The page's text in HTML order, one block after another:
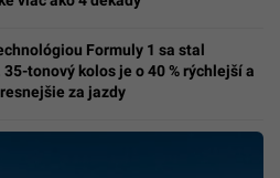
Formuly 1 sa stal
tonový kolos je o 40 % rýchlejší a
za jazdy